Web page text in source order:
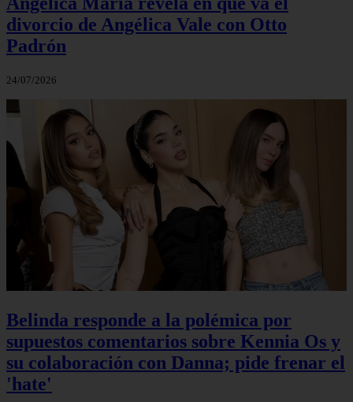
divorcio de Angélica Vale con Otto
Padrón
24/07/2026
Belinda responde a la polémica por
supuestos comentarios sobre Kennia Os y
su colaboración con Danna; pide frenar el
'hate'